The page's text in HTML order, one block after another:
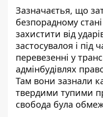
Зазначаєтья, що
безпорадному
захистити від
застосувалоя і під
перевезенні у
адмінбудівлях
Там вони зазнали
твердими тупими
свобода була